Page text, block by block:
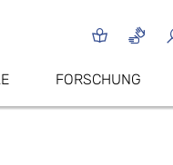
FORSCHUNG